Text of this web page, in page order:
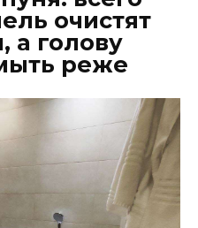
очистят
а голову
реже